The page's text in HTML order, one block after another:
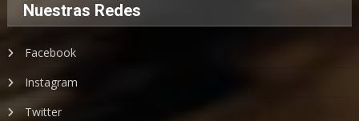
Nuestras Redes
Facebook
Instagram
Twitter